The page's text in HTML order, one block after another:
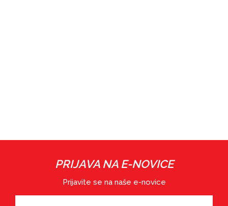
PRIJAVA NA E-NOVICE
Prijavite se na naše e-novice